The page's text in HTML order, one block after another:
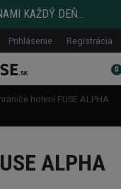
KAŽDÝ DEŇ...
Prihlásenie Registrácia
0
holení FUSE ALPHA
ALPHA